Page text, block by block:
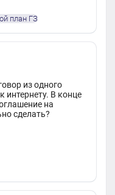
план ГЗ
из одного
интернету. В конце
на
сделать?